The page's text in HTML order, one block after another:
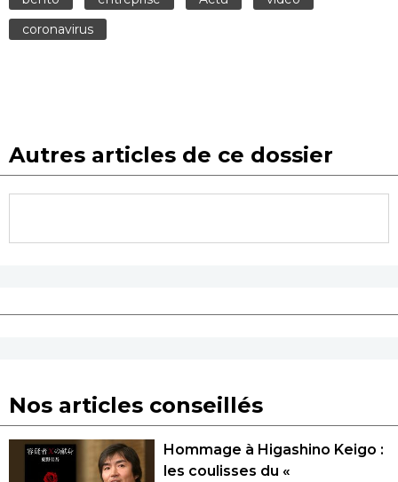
coronavirus
Autres articles de ce dossier
Nos articles conseillés
Hommage à Higashino Keigo :
les coulisses du «